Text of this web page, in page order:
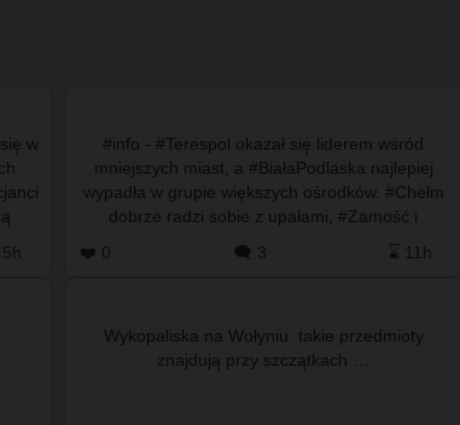
w
5h
#info - #Terespol okazał się liderem wśród
mniejszych miast, a #BiałaPodlaska najlepiej
wypadła w grupie większych ośrodków. #Chełm
dobrze radzi sobie z upałami, #Zamość i
❤️ 0 🗨️ 3 ⌛ 11h
Wykopaliska na Wołyniu: takie przedmioty